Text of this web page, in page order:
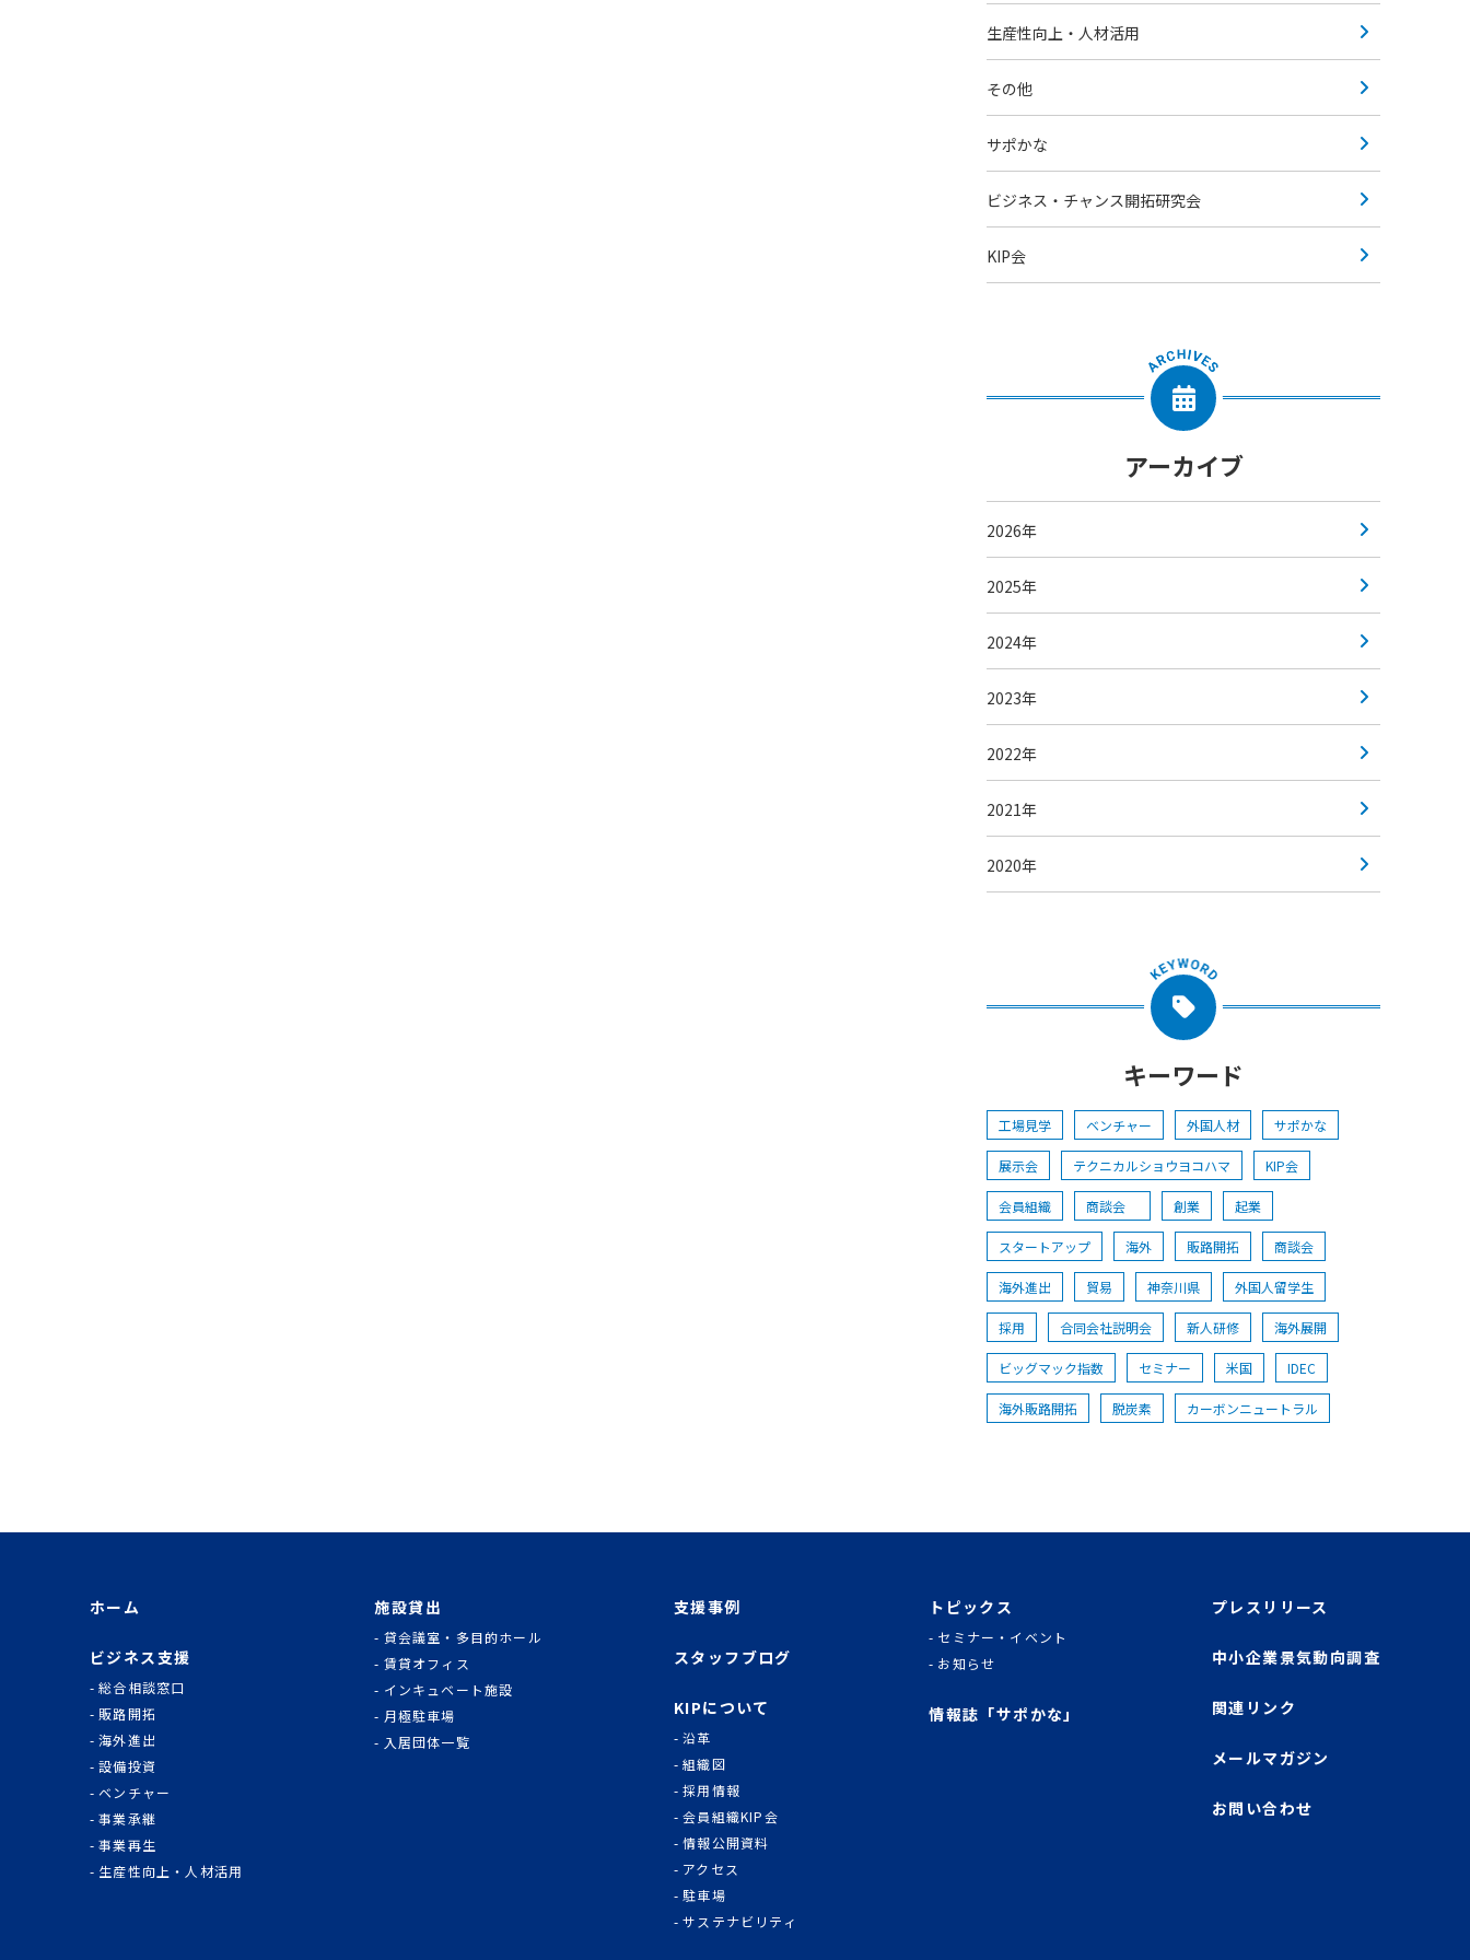
生産性向上・人材活用
その他
サポかな
ビジネス・チャンス開拓研究会
KIP会
アーカイブ
2026年
2025年
2024年
2023年
2022年
2021年
2020年
キーワード
工場見学 ベンチャー 外国人材 サポかな
展示会 テクニカルショウヨコハマ KIP会
会員組織 商談会 創業 起業
スタートアップ 海外 販路開拓 商談会
海外進出 貿易 神奈川県 外国人留学生
採用 合同会社説明会 新人研修 海外展開
ビッグマック指数 セミナー 米国 IDEC
海外販路開拓 脱炭素 カーボンニュートラル
ホーム
ビジネス支援
総合相談窓口
販路開拓
海外進出
設備投資
ベンチャー
事業承継
事業再生
生産性向上・人材活用
施設貸出
貸会議室・多目的ホール
賃貸オフィス
インキュベート施設
月極駐車場
入居団体一覧
支援事例
スタッフブログ
KIPについて
沿革
組織図
採用情報
会員組織KIP会
情報公開資料
アクセス
駐車場
サステナビリティ
トピックス
セミナー・イベント
お知らせ
情報誌「サポかな」
プレスリリース
中小企業景気動向調査
関連リンク
メールマガジン
お問い合わせ